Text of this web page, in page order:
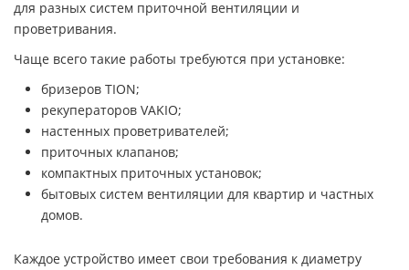
для разных систем приточной вентиляции и
проветривания.
Чаще всего такие работы требуются при установке:
бризеров TION;
рекуператоров VAKIO;
настенных проветривателей;
приточных клапанов;
компактных приточных установок;
бытовых систем вентиляции для квартир и частных
домов.
Каждое устройство имеет свои требования к диаметру